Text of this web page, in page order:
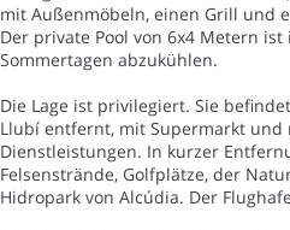
mit Außenmöbeln, einen Grill und
Der private Pool von 6x4 Metern
Sommertagen abzukühlen.
Die Lage ist privilegiert. Sie
Llubí entfernt, mit Supermarkt und
Dienstleistungen. In kurzer
Felsenstrände, Golfplätze, der
Hidropark von Alcúdia. Der